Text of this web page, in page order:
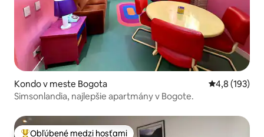
Kondo v meste Bogota Priemerné
4,8 (193)
Simsonlandia, najlepšie apartmány v Bogote.
Obľúbené medzi hosťami